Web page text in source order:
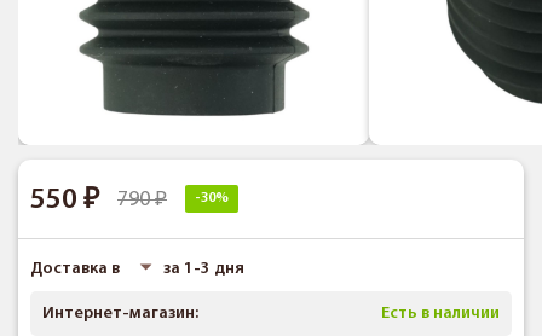
550 790 -30%
Доставка в за 1-3 дня
Интернет-магазин: Есть в наличии